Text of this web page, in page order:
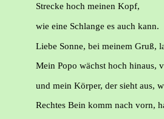
Strecke hoch meinen Kopf,
wie eine Schlange es auch kann.
Liebe Sonne, bei meinem Gruß,
Mein Popo wächst hoch hinaus,
und mein Körper, der sieht aus,
Rechtes Bein komm nach vorn,